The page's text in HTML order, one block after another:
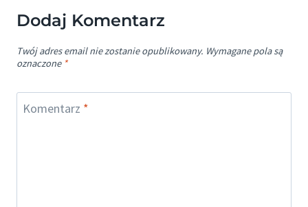
Dodaj Komentarz
Twój adres email nie zostanie opublikowany. Wymagane pola są
oznaczone *
Komentarz *